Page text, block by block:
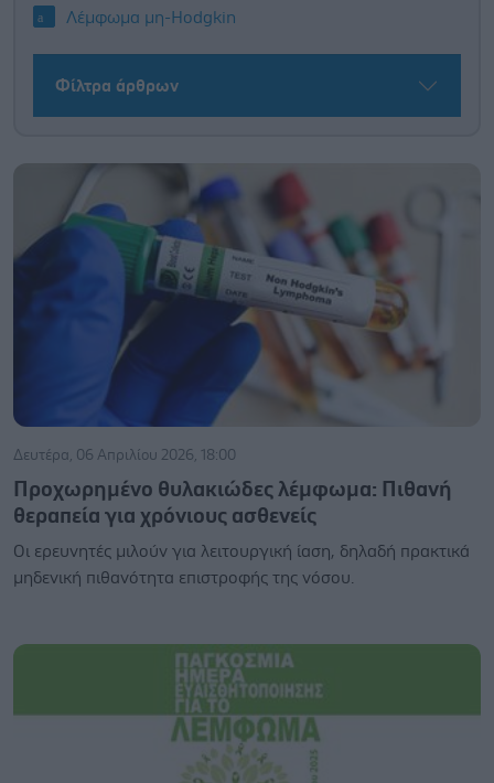
Λέμφωμα μη-Hodgkin
Φίλτρα άρθρων
Δευτέρα, 06 Απριλίου 2026, 18:00
Προχωρημένο θυλακιώδες λέμφωμα: Πιθανή
θεραπεία για χρόνιους ασθενείς
Οι ερευνητές μιλούν για λειτουργική ίαση, δηλαδή πρακτικά
μηδενική πιθανότητα επιστροφής της νόσου.